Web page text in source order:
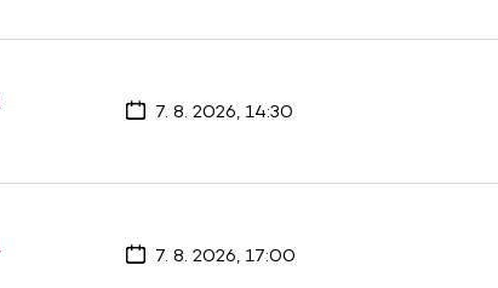
7. 8. 2026, 14:30
7. 8. 2026, 17:00